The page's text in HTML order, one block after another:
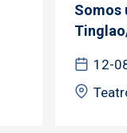
Somos
12-